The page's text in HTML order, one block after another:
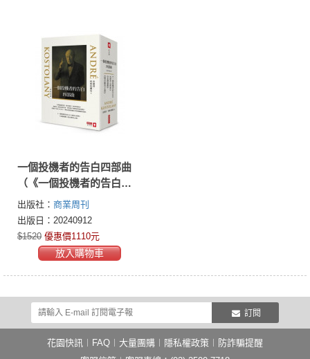
一個投機者的告白四部曲
（《一個投機者的告白》
《金錢遊戲》《證券心理
學》《股市解答之書》四
書）
出版社： 商業周刊
出版日：20240912
$1520 優惠價1110元
放入購物車
訂閱
花園快訊 FAQ 大量團購 隱私權政策
防詐騙提醒